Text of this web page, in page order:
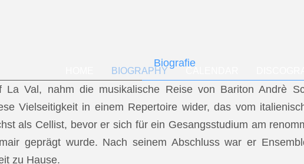
BIOGRAPHY
Biografie
Val, nahm die musikalische Reise von Bariton Andrè
Vielseitigkeit in einem Repertoire wider, das vom
als Cellist, bevor er sich für ein Gesangsstudium am
geprägt wurde. Nach seinem Abschluss war er
zu Hause.